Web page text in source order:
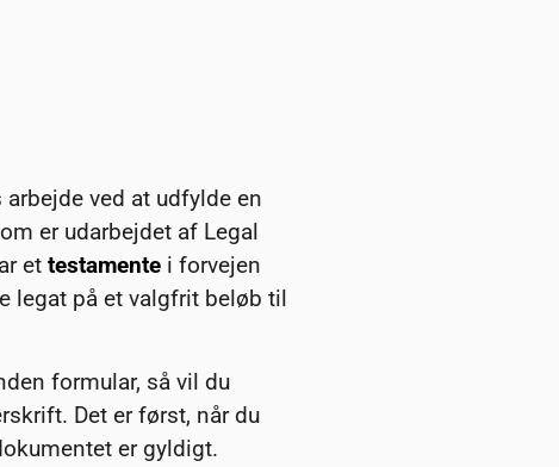
ved at udfylde en
er udarbejdet af Legal
et testamente i forvejen
legat på et valgfrit beløb til
formular, så vil du
Det er først, når du
er gyldigt.